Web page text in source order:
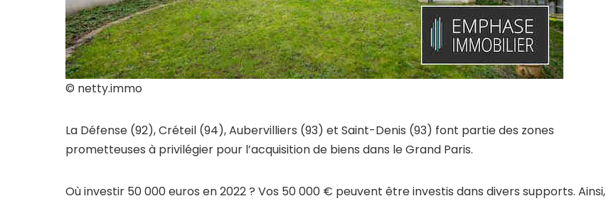
© netty.immo
La Défense (92), Créteil (94), Aubervilliers (93) et Saint-Denis (93) font partie des zones
prometteuses à privilégier pour l’acquisition de biens dans le Grand Paris.
Où investir 50 000 euros en 2022 ? Vos 50 000 € peuvent être investis dans divers supports. Ainsi,